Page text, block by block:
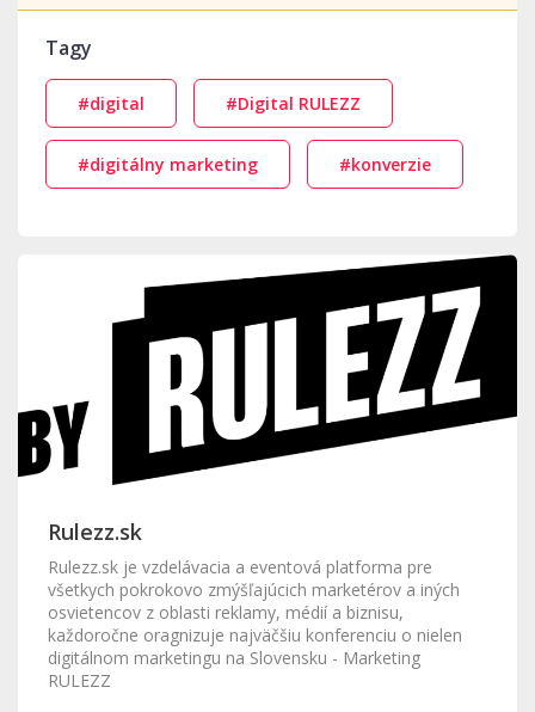
Tagy
#digital #Digital RULEZZ
#digitálny marketing #konverzie
Rulezz.sk
Rulezz.sk je vzdelávacia a eventová platforma pre
všetkych pokrokovo zmýšľajúcich marketérov a iných
osvietencov z oblasti reklamy, médií a biznisu,
každoročne oragnizuje najväčšiu konferenciu o nielen
digitálnom marketingu na Slovensku - Marketing
RULEZZ